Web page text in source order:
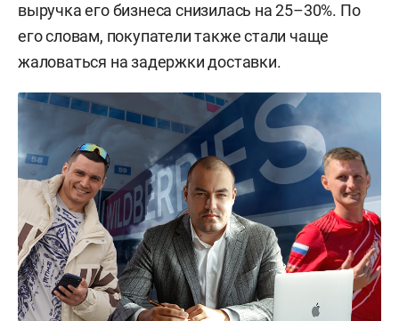
выручка его бизнеса снизилась на 25–30%. По
его словам, покупатели также стали чаще
жаловаться на задержки доставки.